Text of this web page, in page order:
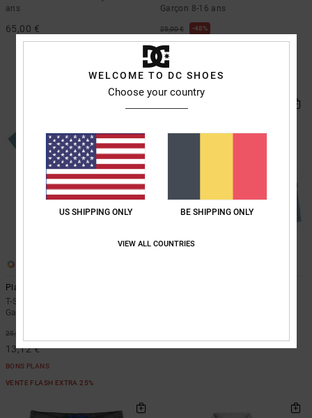
ans
65,00 €
Garçon 8-16 ans
25,00 € 48%
13,12 €
BONS PLANS
VENTE FLASH EXTRA 25%
Planetarium
T-Shirt à manches courtes Bleu
Garçon 8-16 ans
25,00 €
13,12 €
BONS PLANS
VENTE FLASH EXTRA 25%
NOUVEAUTÉ
WELCOME TO DC SHOES
Choose your country
US SHIPPING ONLY BE SHIPPING ONLY
VIEW ALL COUNTRIES